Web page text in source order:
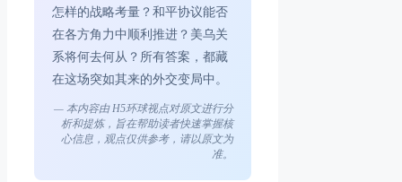
怎样的战略考量？和平协议能否
在各方角力中顺利推进？美乌关
系将何去何从？所有答案，都藏
在这场突如其来的外交变局中。
— 本内容由 H5环球视点对原文进行分
析和提炼，旨在帮助读者快速掌握核
心信息，观点仅供参考，请以原文为
准。